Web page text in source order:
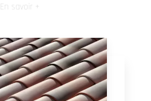
En savoir +